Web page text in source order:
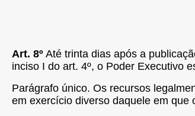
Art. 8º Até trinta dias após a
inciso I do art. 4º, o Poder Executivo
Parágrafo único. Os recursos
em exercício diverso daquele em que